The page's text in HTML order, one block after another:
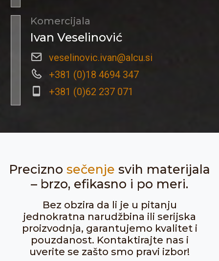
Komercijala
Ivan Veselinović
veselinovic.ivan@alcu.si
+381 (0)18 4694 347
+381 (0)62 237 071
Precizno sečenje svih materijala
– brzo, efikasno i po meri.
Bez obzira da li je u pitanju
jednokratna narudžbina ili serijska
proizvodnja, garantujemo kvalitet i
pouzdanost. Kontaktirajte nas i
uverite se zašto smo pravi izbor!